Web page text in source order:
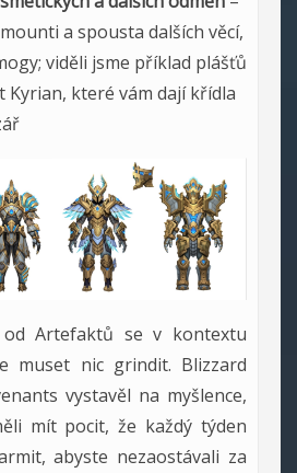
a spousta dalších věcí,
viděli jsme příklad plášťů
Kyrian, které vám dají křídla
Artefaktů se v kontextu
muset nic grindit. Blizzard
vystavěl na myšlence,
mít pocit, že každý týden
abyste nezaostávali za